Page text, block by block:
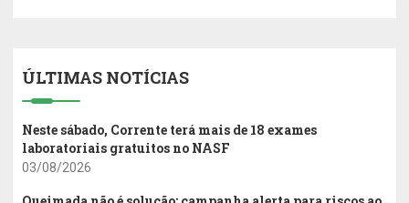
ÚLTIMAS NOTÍCIAS
Neste sábado, Corrente terá mais de 18 exames
laboratoriais gratuitos no NASF
03/08/2026